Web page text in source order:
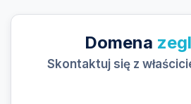
Domena
Skontaktuj się z